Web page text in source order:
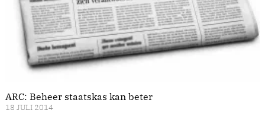
ARC: Beheer staatskas kan beter
18 JULI 2014